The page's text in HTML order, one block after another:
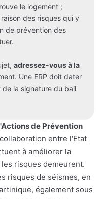
le logement ;
des risques qui y
de prévention des
adressez-vous à la
Une ERP doit dater
de la signature du bail
de Prévention
entre l'Etat
à améliorer la
risques demeurent.
risques de séismes, en
également sous